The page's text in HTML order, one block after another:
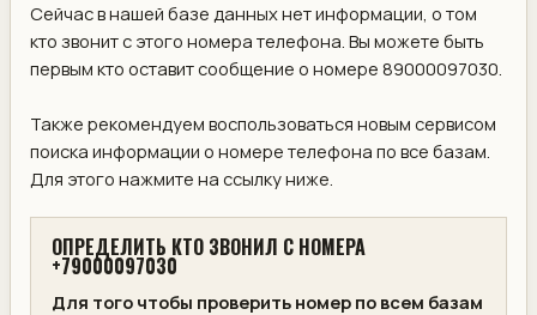
Сейчас в нашей базе данных нет информации, о том
кто звонит с этого номера телефона. Вы можете быть
первым кто оставит сообщение о номере 89000097030.
Также рекомендуем воспользоваться новым сервисом
поиска информации о номере телефона по все базам.
Для этого нажмите на ссылку ниже.
ОПРЕДЕЛИТЬ КТО ЗВОНИЛ С НОМЕРА
+79000097030
Для того чтобы проверить номер по всем базам